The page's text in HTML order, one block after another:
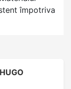
împotriva